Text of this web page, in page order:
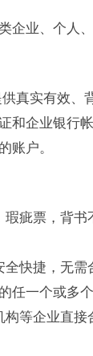
企业、个人
真实有效、
和企业银行
账户。
疵票，背书
快捷，无需
任一个或多
构等企业直接